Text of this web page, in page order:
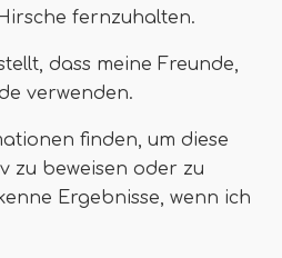
fernzuhalten.
dass meine Freunde,
verwenden.
finden, um diese
zu beweisen oder zu
Ergebnisse, wenn ich